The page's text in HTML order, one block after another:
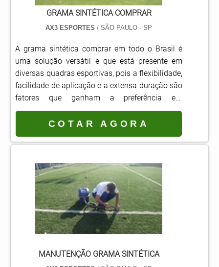
GRAMA SINTÉTICA COMPRAR
AX3 ESPORTES / SÃO PAULO - SP
A grama sintética comprar em todo o Brasil é
uma solução versátil e que está presente em
diversas quadras esportivas, pois a flexibilidade,
facilidade de aplicação e a extensa duração são
fatores que ganham a preferência em
substituição da grama natural.Composta por
materiais de qualidade e que atribuem
resistência e durabilidade à grama o produto de
empresas especialistas resulta em um
características do espaço ao qual será
destinado, oferece também outras v.
COTAR AGORA
MANUTENÇÃO GRAMA SINTÉTICA